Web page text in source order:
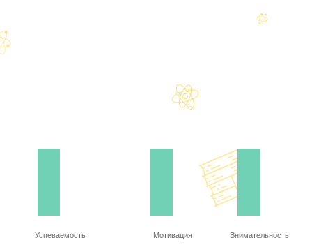
Успеваемость Мотивация Внимательность